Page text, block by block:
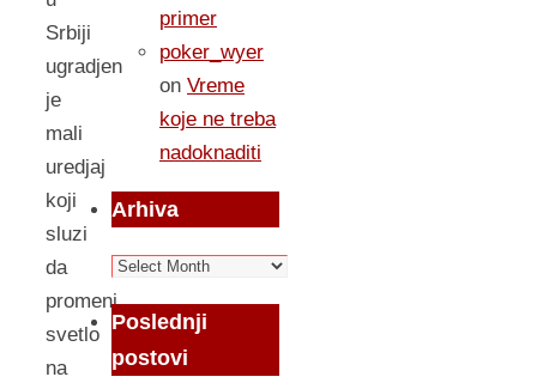
Srbiji
ugradjen
je
mali
uredjaj
koji
sluzi
da
promeni
svetlo
na
primer
poker_wyer
on Vreme
koje ne treba
nadoknaditi
Arhiva
Arhiva
Poslednji
postovi